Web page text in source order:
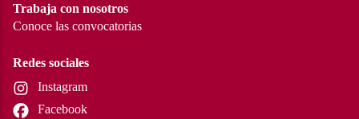
Trabaja con nosotros
Conoce las convocatorias
Redes sociales
Instagram
Facebook